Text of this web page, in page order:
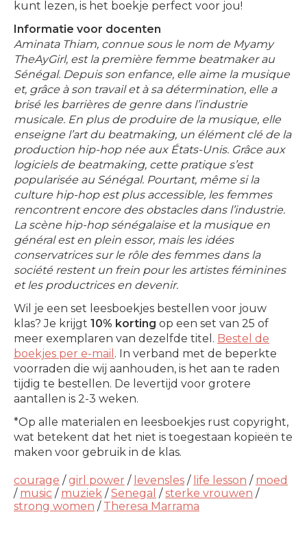
kunt lezen, is het boekje perfect voor jou!
Informatie voor docenten
Aminata Thiam, connue sous le nom de Myamy
TheAyGirl, est la première femme beatmaker au
Sénégal. Depuis son enfance, elle aime la musique
et, grâce à son travail et à sa détermination, elle a
brisé les barrières de genre dans l’industrie
musicale. En plus de produire de la musique, elle
enseigne l’art du beatmaking, un élément clé de la
production hip-hop née aux États-Unis. Grâce aux
logiciels de beatmaking, cette pratique s’est
popularisée au Sénégal. Pourtant, même si la
culture hip-hop est plus accessible, les femmes
rencontrent encore des obstacles dans l’industrie.
La scène hip-hop sénégalaise et la musique en
général est en plein essor, mais les idées
conservatrices sur le rôle des femmes dans la
société restent un frein pour les artistes féminines
et les productrices en devenir.
Wil je een set leesboekjes bestellen voor jouw
klas? Je krijgt 10% korting op een set van 25 of
meer exemplaren van dezelfde titel. Bestel de
boekjes per e-mail . In verband met de beperkte
voorraden die wij aanhouden, is het aan te raden
tijdig te bestellen. De levertijd voor grotere
aantallen is 2-3 weken.
*Op alle materialen en leesboekjes rust copyright,
wat betekent dat het niet is toegestaan kopieën te
maken voor gebruik in de klas.
courage /girl power / levensles / life lesson / moed
/ music / muziek /Senegal /sterke vrouwen /
strong women / Theresa Marrama